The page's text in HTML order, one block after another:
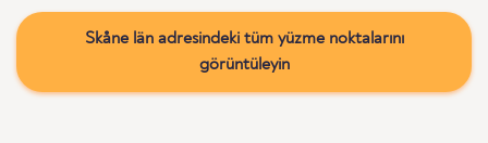
Skåne län adresindeki tüm yüzme noktalarını
görüntüleyin